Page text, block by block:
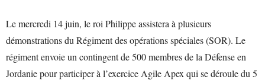
Le mercredi 14 juin, le roi Philippe assistera à plusieurs
démonstrations du Régiment des opérations spéciales (SOR). Le
régiment envoie un contingent de 500 membres de la Défense en
Jordanie pour participer à l’exercice Agile Apex qui se déroule du 5